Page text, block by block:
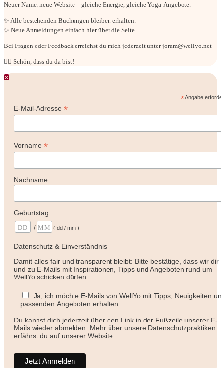
Neuer Name, neue Website – gleiche Energie, gleiche Yoga-Angebote.
✨ Alle bestehenden Buchungen bleiben erhalten.
✨ Neue Anmeldungen einfach hier über die Seite.
Bei Fragen oder Feedback erreichst du mich jederzeit unter joram@wellyo.net
🧘‍♂ Schön, dass du da bist!
✕
*Angabe
E-Mail-Adresse *
Vorname *
Nachname
Geburtstag
/
( dd / mm )
Datenschutz & Einverständnis
Damit alles fair und transparent bleibt: Bitte bestätige, dass wir dir
und zu E-Mails mit Inspirationen, Tipps und Angeboten rund um
WellYo schicken dürfen.
Ja, ich möchte E-Mails von WellYo mit Tipps, Neuigkeiten
passenden Angeboten erhalten.
Du kannst dich jederzeit über den Link in der Fußzeile unserer E-
Mails wieder abmelden. Mehr über unsere Datenschutzpraktiken
erfährst du auf unserer Website.